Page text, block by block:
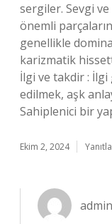
sergiler. Sevgi
önemli
genellikle
karizmatik
İlgi ve takdir :
edilmek, aşk
Sahiplenici bir
Ekim 2, 2024 Yanıtla
admin